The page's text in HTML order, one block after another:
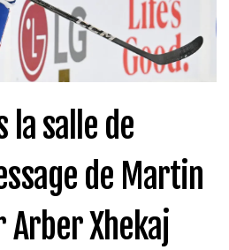
la salle de
de Martin
Arber Xhekaj